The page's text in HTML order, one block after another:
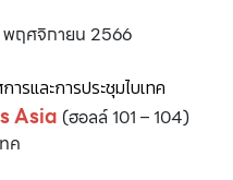
พฤศจิกายน 2566
ารและการประชุมไบเทค
Asia (ฮอลล์ 101 – 104)
ค